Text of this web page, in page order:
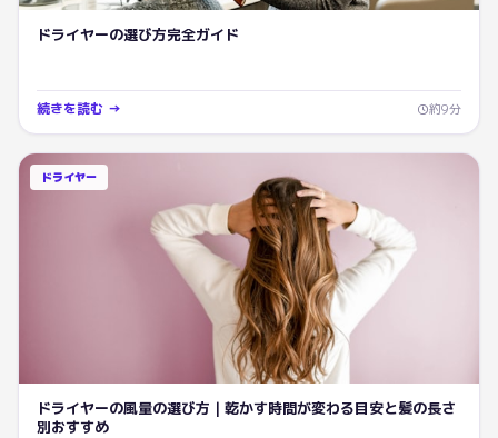
ドライヤーの選び方完全ガイド
続きを読む → 約9分
ドライヤー
ドライヤーの風量の選び方｜乾かす時間が変わる目安と髪の長さ
別おすすめ